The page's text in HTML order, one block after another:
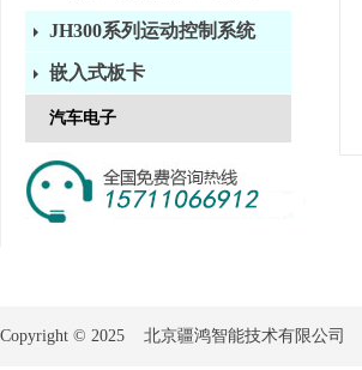
JH300系列运动控制系统
嵌入式板卡
汽车电子
Copyright © 2025 北京疆鸿智能技术有限公司